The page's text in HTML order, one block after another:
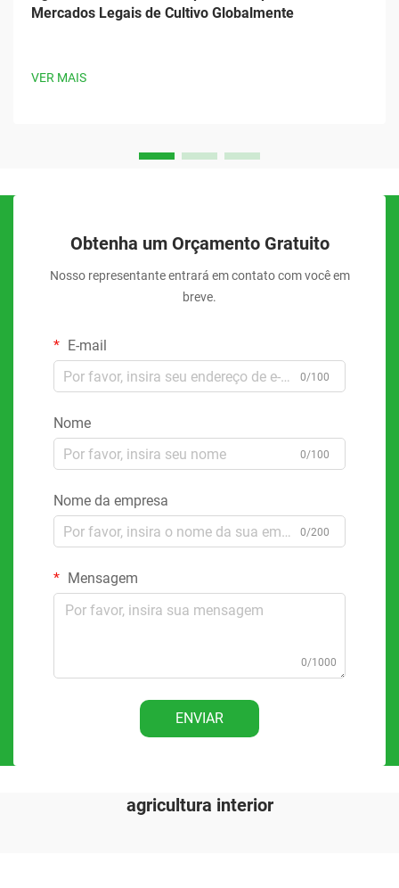
Mercados Legais de Cultivo Globalmente
VER MAIS
Obtenha um Orçamento Gratuito
Nosso representante entrará em contato com você em
breve.
E-mail
0/100
Nome
0/100
Nome da empresa
0/200
Mensagem
0/1000
ENVIAR
agricultura interior